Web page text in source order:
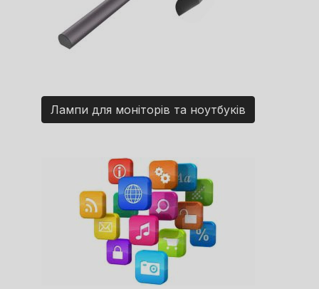
Лампи для моніторів та ноутбуків